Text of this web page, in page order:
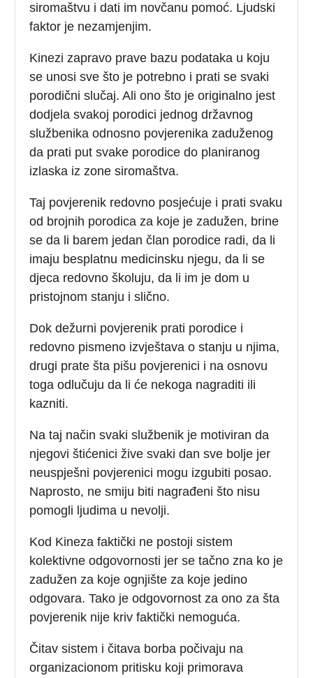
siromaštvu i dati im novčanu pomoć. Ljudski
faktor je nezamjenjim.
Kinezi zapravo prave bazu podataka u koju
se unosi sve što je potrebno i prati se svaki
porodični slučaj. Ali ono što je originalno jest
dodjela svakoj porodici jednog državnog
službenika odnosno povjerenika zaduženog
da prati put svake porodice do planiranog
izlaska iz zone siromaštva.
Taj povjerenik redovno posjećuje i prati svaku
od brojnih porodica za koje je zadužen, brine
se da li barem jedan član porodice radi, da li
imaju besplatnu medicinsku njegu, da li se
djeca redovno školuju, da li im je dom u
pristojnom stanju i slično.
Dok dežurni povjerenik prati porodice i
redovno pismeno izvještava o stanju u njima,
drugi prate šta pišu povjerenici i na osnovu
toga odlučuju da li će nekoga nagraditi ili
kazniti.
Na taj način svaki službenik je motiviran da
njegovi štićenici žive svaki dan sve bolje jer
neuspješni povjerenici mogu izgubiti posao.
Naprosto, ne smiju biti nagrađeni što nisu
pomogli ljudima u nevolji.
Kod Kineza faktički ne postoji sistem
kolektivne odgovornosti jer se tačno zna ko je
zadužen za koje ognjište za koje jedino
odgovara. Tako je odgovornost za ono za šta
povjerenik nije kriv faktički nemoguća.
Čitav sistem i čitava borba počivaju na
organizacionom pritisku koji primorava